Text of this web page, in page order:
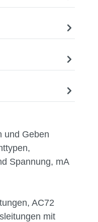
und Geben
Spannung, mA
AC72
mit